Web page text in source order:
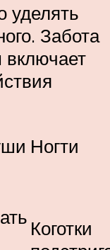
уделять
Забота
включает
Ногти
Коготки